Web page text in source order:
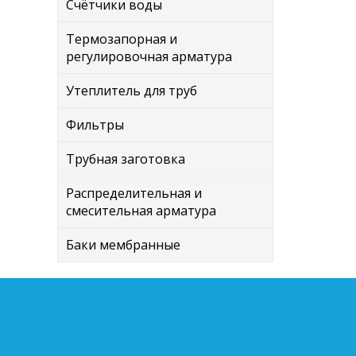
Счётчики воды
Термозапорная и
регулировочная арматура
Утеплитель для труб
Фильтры
Трубная заготовка
Распределительная и
смесительная арматура
Баки мембранные